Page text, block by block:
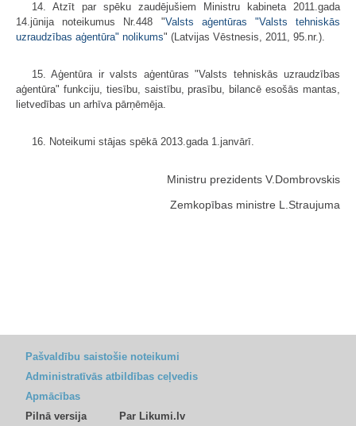
14. Atzīt par spēku zaudējušiem Ministru kabineta 2011.gada
14.jūnija noteikumus Nr.448 "Valsts aģentūras "Valsts tehniskās
uzraudzības aģentūra" nolikums" (Latvijas Vēstnesis, 2011, 95.nr.).
15. Aģentūra ir valsts aģentūras "Valsts tehniskās uzraudzības
aģentūra" funkciju, tiesību, saistību, prasību, bilancē esošās mantas,
lietvedības un arhīva pārņēmēja.
16. Noteikumi stājas spēkā 2013.gada 1.janvārī.
Ministru prezidents V.Dombrovskis
Zemkopības ministre L.Straujuma
Pašvaldību saistošie noteikumi
Administratīvās atbildības ceļvedis
Apmācības
Pilnā versija
Par Likumi.lv